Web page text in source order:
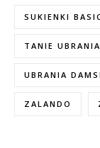
SUKIENKI
TANIE UBRANIA
UBRANIA
ZALANDO